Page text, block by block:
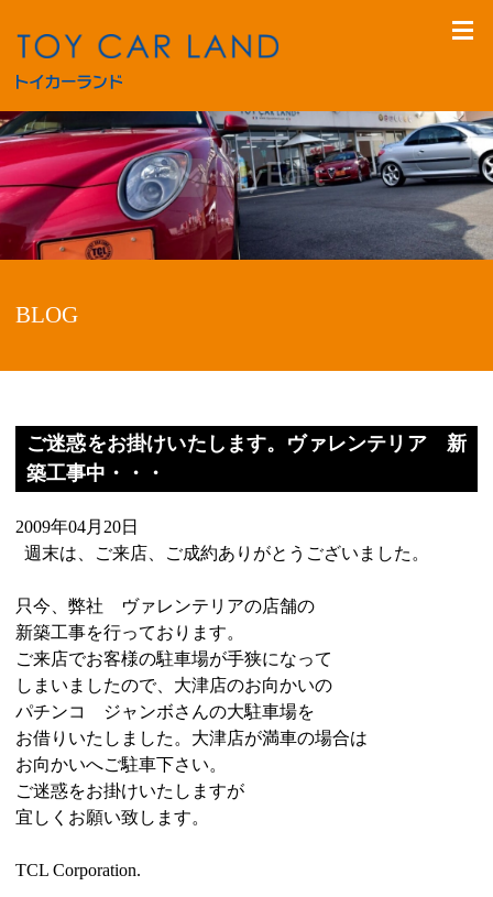
BLOG
ご迷惑をお掛けいたします。ヴァレンテリア 新
築工事中・・・
2009年04月20日
週末は、ご来店、ご成約ありがとうございました。
只今、弊社 ヴァレンテリアの店舗の
新築工事を行っております。
ご来店でお客様の駐車場が手狭になって
しまいましたので、大津店のお向かいの
パチンコ ジャンボさんの大駐車場を
お借りいたしました。大津店が満車の場合は
お向かいへご駐車下さい。
ご迷惑をお掛けいたしますが
宜しくお願い致します。
TCL Corporation.